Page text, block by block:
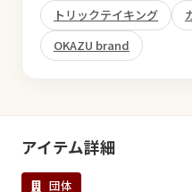
トリックテイキング
OKAZU brand
アイテム詳細
団体